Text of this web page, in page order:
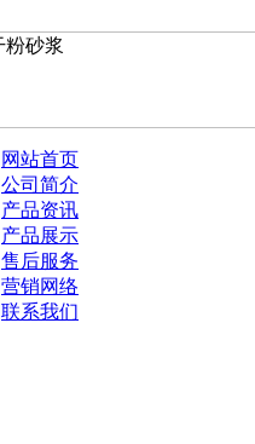
网站首页
公司简介
产品资讯
产品展示
售后服务
营销网络
联系我们